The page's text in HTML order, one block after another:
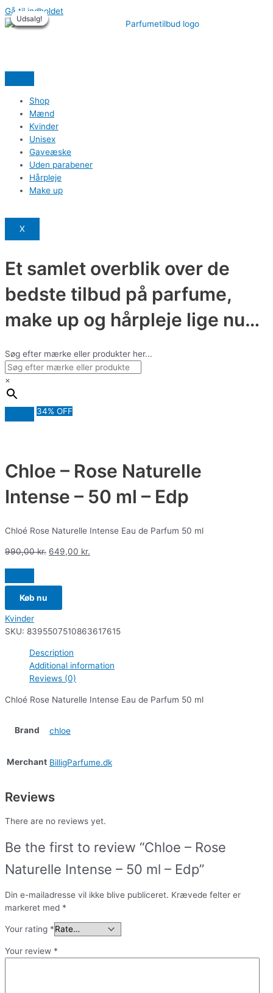
Gå til indholdet
Shop
Mænd
Kvinder
Unisex
Gaveæske
Uden parabener
Hårpleje
Make up
X
Et samlet overblik over de
bedste tilbud på parfume,
make up og hårpleje lige nu…
Søg efter mærke eller produkter her...
×
34% OFF
Chloe – Rose Naturelle
Intense – 50 ml – Edp
Chloé Rose Naturelle Intense Eau de Parfum 50 ml
990,00kr. 649,00 kr.
Køb nu
Kvinder
SKU: 8395507510863617615
Description
Additional information
Reviews (0)
Chloé Rose Naturelle Intense Eau de Parfum 50 ml
Brand chloe
Merchant BilligParfume.dk
Reviews
There are no reviews yet.
Be the first to review “Chloe – Rose
Naturelle Intense – 50 ml – Edp”
Din e-mailadresse vil ikke blive publiceret. Krævede felter er
markeret med *
Your rating *
Your review *
Udsalg!
Udsalg!
Udsalg!
Udsalg!
Udsalg!
Udsalg!